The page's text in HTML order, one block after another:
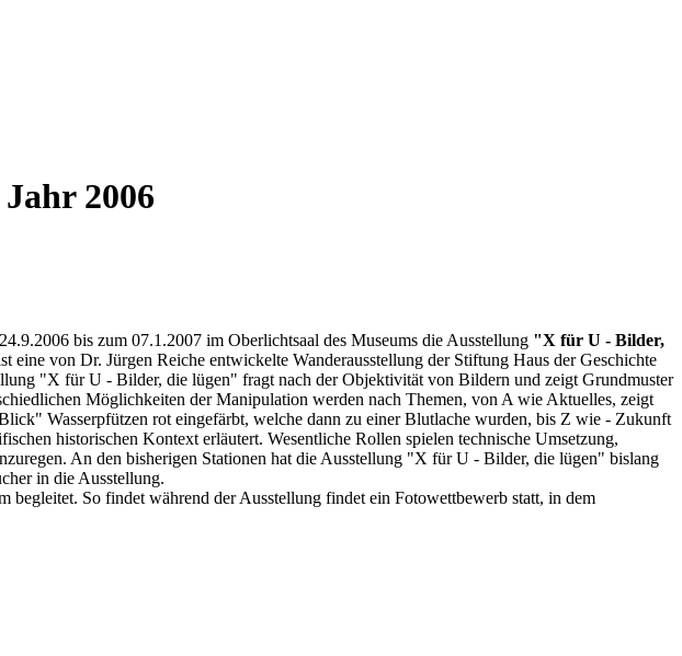
2006
bis zum 07.1.2007 im Oberlichtsaal des Museums die Ausstellung "X für U - Bilder,
von Dr. Jürgen Reiche entwickelte Wanderausstellung der Stiftung Haus der Geschichte
"X für U - Bilder, die lügen" fragt nach der Objektivität von Bildern und zeigt Grundmuster
Möglichkeiten der Manipulation werden nach Themen, von A wie Aktuelles, zeigt
Wasserpfützen rot eingefärbt, welche dann zu einer Blutlache wurden, bis Z wie - Zukunft
historischen Kontext erläutert. Wesentliche Rollen spielen technische Umsetzung,
An den bisherigen Stationen hat die Ausstellung "X für U - Bilder, die lügen" bislang
in die Ausstellung.
So findet während der Ausstellung findet ein Fotowettbewerb statt, in dem